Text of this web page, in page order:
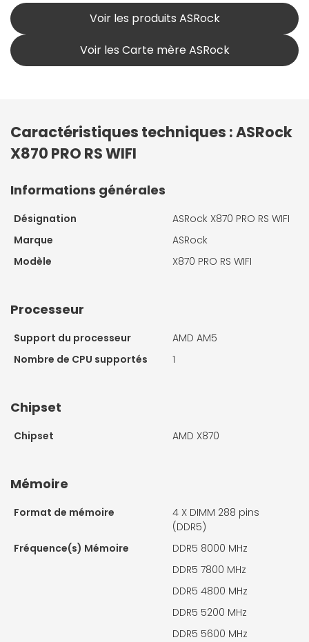
Voir les produits ASRock
Voir les Carte mère ASRock
Caractéristiques techniques : ASRock
X870 PRO RS WIFI
Informations générales
Désignation
ASRock X870 PRO RS WIFI
Marque
ASRock
Modèle
X870 PRO RS WIFI
Processeur
Support du processeur
AMD AM5
Nombre de CPU supportés
1
Chipset
Chipset AMD X870
Mémoire
Format de mémoire 4 X DIMM 288 pins
(DDR5)
Fréquence(s) Mémoire
DDR5 8000 MHz
DDR5 7800 MHz
DDR5 4800 MHz
DDR5 5200 MHz
DDR5 5600 MHz